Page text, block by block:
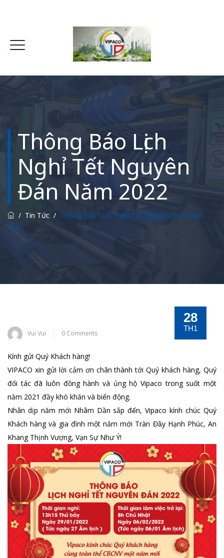
Thông Báo Lịch
Nghỉ Tết Nguyên
Đán Năm 2022
/ Tin Tức / Thông Báo Lịch Nghỉ Tết Nguyên Đán Năm
2022
28
TH1
Vui Vui 0 Comments
Kính gửi Quý Khách hàng!
VIPACO xin gửi lời cảm ơn chân thành tới Quý khách hàng, Quý
đối tác đã luôn đồng hành và ủng hộ Vipaco trong suốt một
năm 2021 đầy khó khăn và biến động.
Nhân dịp năm mới Nhâm Dần sắp đến, Vipaco kính chúc Quý
Khách hàng và gia đình một năm mới Tràn Đầy Hạnh Phúc, An
Khang Thịnh Vượng, Vạn Sự Như Ý!